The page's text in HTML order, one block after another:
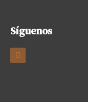
Síguenos